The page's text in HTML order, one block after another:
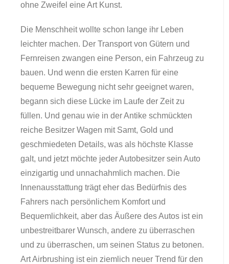
ohne Zweifel eine Art Kunst.
Die Menschheit wollte schon lange ihr Leben
leichter machen. Der Transport von Gütern und
Fernreisen zwangen eine Person, ein Fahrzeug zu
bauen. Und wenn die ersten Karren für eine
bequeme Bewegung nicht sehr geeignet waren,
begann sich diese Lücke im Laufe der Zeit zu
füllen. Und genau wie in der Antike schmückten
reiche Besitzer Wagen mit Samt, Gold und
geschmiedeten Details, was als höchste Klasse
galt, und jetzt möchte jeder Autobesitzer sein Auto
einzigartig und unnachahmlich machen. Die
Innenausstattung trägt eher das Bedürfnis des
Fahrers nach persönlichem Komfort und
Bequemlichkeit, aber das Äußere des Autos ist ein
unbestreitbarer Wunsch, andere zu überraschen
und zu überraschen, um seinen Status zu betonen.
Art Airbrushing ist ein ziemlich neuer Trend für den